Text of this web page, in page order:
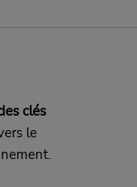
clés
le